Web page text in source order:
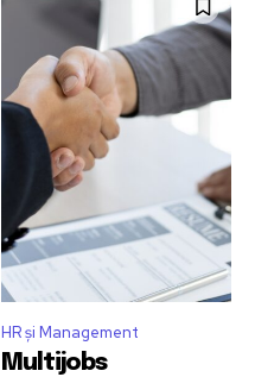
HR și Management
Multijobs